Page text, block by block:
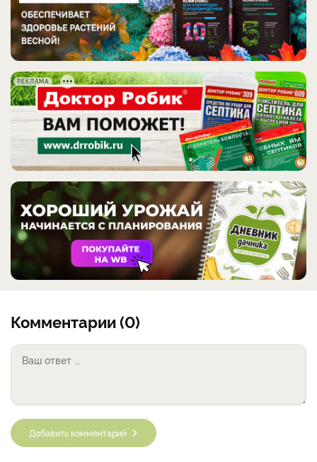
РЕКЛАМА
Комментарии (0)
Добавить комментарий